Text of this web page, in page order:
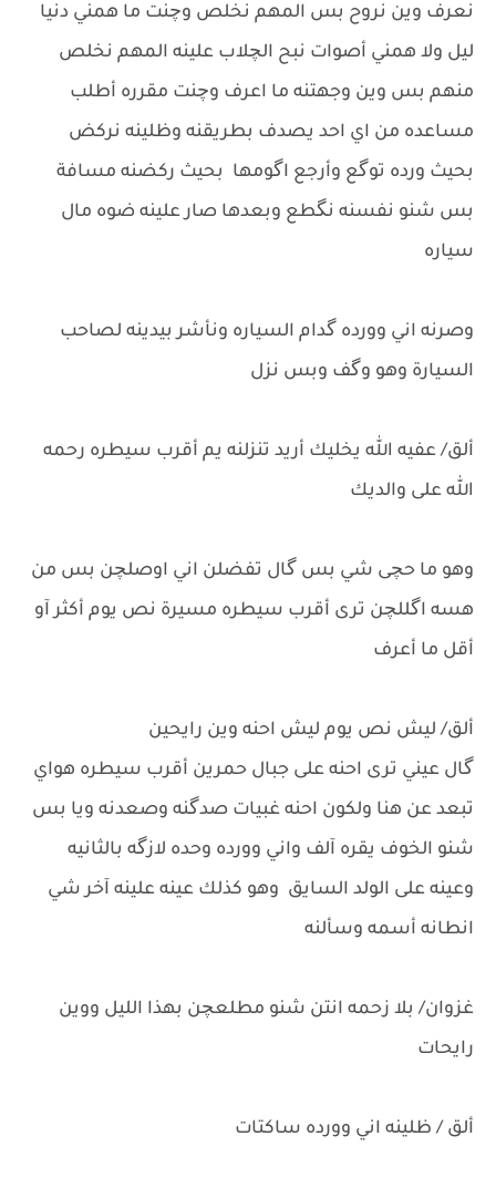
نعرف وين نروح بس المهم نخلص وچنت ما همني دنيا
ليل ولا همني أصوات نبح الچلاب علينه المهم نخلص
منهم بس وين وجهتنه ما اعرف وچنت مقرره أطلب
مساعده من اي احد يصدف بطريقنه وظلينه نركض
بحيث ورده توگع وأرجع اگومها بحيث ركضنه مسافة
بس شنو نفسنه نگطع وبعدها صار علينه ضوه مال
سياره
وصرنه اني وورده گدام السياره ونأشر بيدينه لصاحب
السيارة وهو وگف وبس نزل
ألق/ عفيه الله يخليك أريد تنزلنه يم أقرب سيطره رحمه
الله على والديك
وهو ما حچى شي بس گال تفضلن اني اوصلچن بس من
هسه اگللچن ترى أقرب سيطره مسيرة نص يوم أكثر آو
أقل ما أعرف
ألق/ ليش نص يوم ليش احنه وين رايحين
گال عيني ترى احنه على جبال حمرين أقرب سيطره هواي
تبعد عن هنا ولكون احنه غبيات صدگنه وصعدنه ويا بس
شنو الخوف يقره آلف واني وورده وحده لازگه بالثانيه
وعينه على الولد السايق وهو كذلك عينه علينه آخر شي
انطانه أسمه وسألنه
غزوان/ بلا زحمه انتن شنو مطلعچن بهذا الليل ووين
رايحات
ألق / ظلينه اني وورده ساكتات